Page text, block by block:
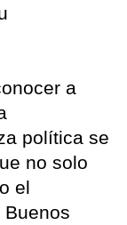
a
política se
no solo
el